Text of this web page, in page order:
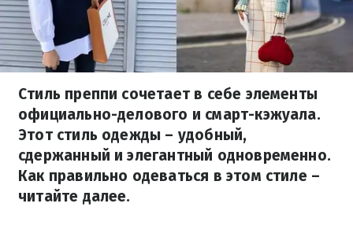
Стиль преппи сочетает в себе элементы
официально-делового и смарт-кэжуала.
Этот стиль одежды – удобный,
сдержанный и элегантный одновременно.
Как правильно одеваться в этом стиле –
читайте далее.